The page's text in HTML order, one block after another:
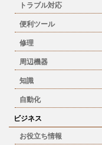
トラブル対応
便利ツール
修理
周辺機器
知識
自動化
ビジネス
お役立ち情報